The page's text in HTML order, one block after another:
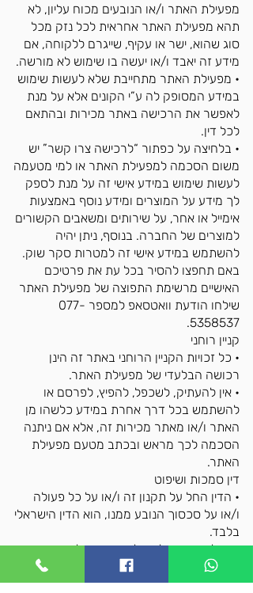
מפעילת האתר ו/או הנובעים מכוח עליון, לא
תהא מפעילת האתר אחראית לכל נזק מכל
סוג שהוא, ישר או עקיף, שייגרם ללקוחה, אם
מידע זה יאבד ו/או יעשה בו שימוש לא מורשה.
• מפעילת האתר מתחייבת שלא לעשות שימוש
במידע המסופק לה ע”י הקונים אלא על מנת
לאפשר את הרכישה באתר מכירות ובהתאם
לכל דין.
• בלחיצה על כפתור “לרכישה צרו קשר” יש
משום הסכמה למפעילת האתר או למי מטעמה
לעשות שימוש במידע אישי זה על מנת לספק
לך מידע על המוצרים ומידע נוסף באמצעות
אימייל או אחר, על שירותים ומשאבים הקשורים
למוצרים של החברה. בנוסף, ניתן יהיה
להשתמש במידע אישי זה למטרות סקר שוק.
באם תחפצו להסיר בכל עת את פרטיכם
האישיים מרשימת התפוצה של מפעילת האתר
שילחו הודעת וואטסאפ למספר 077-
5358537.
קניין רוחני
• כל זכויות הקניין הרוחני באתר זה הינן
רכושה הבלעדי של מפעילת האתר.
• אין להעתיק, לשכפל, להפיץ, לפרסם או
להשתמש בכל דרך אחרת במידע כלשהו מן
האתר ו/או מאתר מכירות זה, אלא אם ניתנה
הסכמה לכך מראש ובכתב מטעם מפעילת
האתר.
דין סמכות ושיפוט
• הדין החל על תקנון זה ו/או על כל פעולה
ו/או על סכסוך הנובע ממנו, הוא הדין הישראלי
בלבד.
• בכל מקרה של מחלוקת, תהא לבית משפט
השלום נתניה הסמכות הבלעדית לדון בה.
• הדין החל על השימוש באתר, על ההזמנה